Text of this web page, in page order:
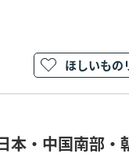
ほしいもの
・中国南部・